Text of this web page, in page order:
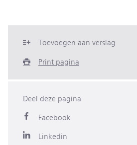
Toevoegen aan verslag
Print pagina
Deel deze pagina
Facebook
Linkedin